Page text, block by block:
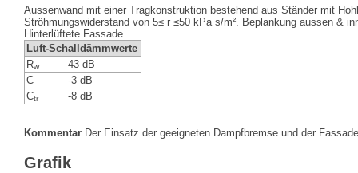
Aussenwand mit einer Tragkonstruktion bestehend aus Ständer mit
Ströhmungswiderstand von 5≤ r ≤50 kPa s/m². Beplankung aussen &
Hinterlüftete Fassade.
Luft-Schalldämmwerte
Rw
43 dB
C
-3 dB
Ctr -8 dB
Kommentar Der Einsatz der geeigneten Dampfbremse und der
Grafik